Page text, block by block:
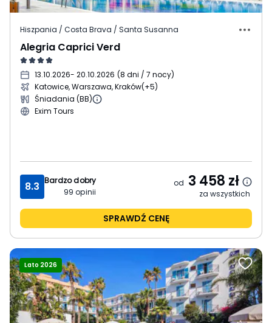
Hiszpania / Costa Brava / Santa Susanna
Alegria Caprici Verd
13.10.2026- 20.10.2026 (8 dni / 7 nocy)
Katowice, Warszawa, Kraków(+5)
Śniadania (BB)
Exim Tours
8.3 Bardzo dobry
99 opinii
od 3 458 zł
za wszystkich
SPRAWDŹ CENĘ
Lato 2026